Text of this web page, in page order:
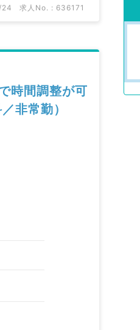
24 求人No. : 636171
時間調整が可
非常勤）